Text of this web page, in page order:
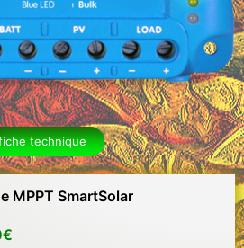
technique
MPPT SmartSolar